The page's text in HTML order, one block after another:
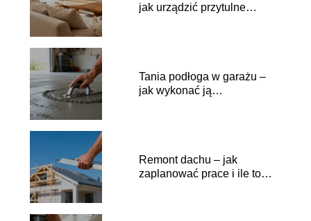
jak urządzić przytulne
Tania podłoga w garażu –
jak wykonać ją
Remont dachu – jak
zaplanować prace i ile to